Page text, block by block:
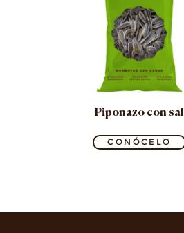
Piponazo con sal
CONÓCELO